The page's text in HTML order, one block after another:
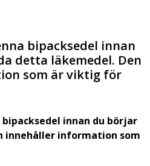
bipacksedel innan
detta läkemedel. Den
som är viktig för
innan du börjar
innehåller information som